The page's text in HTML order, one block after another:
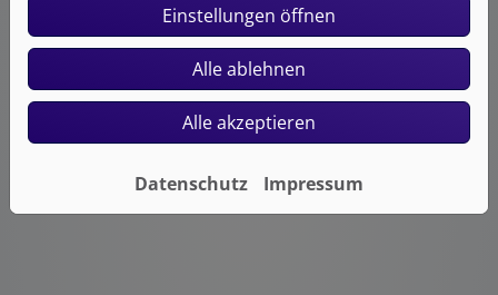
Egal ob klassische Öl- oder Gasheizung, Hybridlösung
oder Wärmepumpe, wir übernehmen Lieferung,
Installation und die Koordination von Fremdgewerken.
So können wir eine sorgfältige und termingerechte
Ausführung aller Arbeiten versprechen, und Sie haben
nur einen Ansprechpartner: Uns.
Einstellungen öffnen
Alle ablehnen
Alle akzeptieren
Datenschutz Impressum